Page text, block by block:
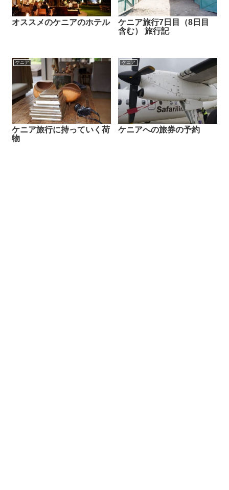
オススメのケニアのホテル
ケニア旅行7日目（8日目
含む） 旅行記
ケニア
ケニア旅行に持っていく荷
物
ケニア
ケニアへの旅券の予約